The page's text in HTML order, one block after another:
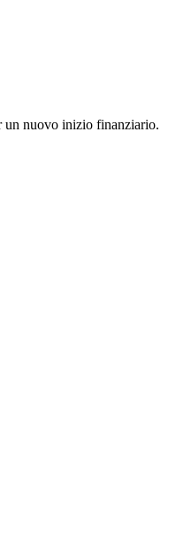
un nuovo inizio finanziario.